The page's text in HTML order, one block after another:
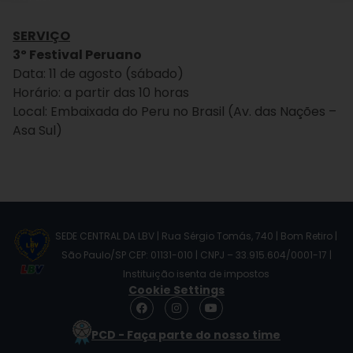
SERVIÇO
3º Festival Peruano
Data: 11 de agosto (sábado)
Horário: a partir das 10 horas
Local: Embaixada do Peru no Brasil (Av. das Nações –
Asa Sul)
SEDE CENTRAL DA LBV | Rua Sérgio Tomás, 740 | Bom Retiro |
São Paulo/SP CEP: 01131-010 | CNPJ – 33.915.604/0001-17 |
Instituição isenta de impostos
Cookie Settings
F
a
e
I
n
s
t
Y
o
t
PCD - Faça parte do nosso time